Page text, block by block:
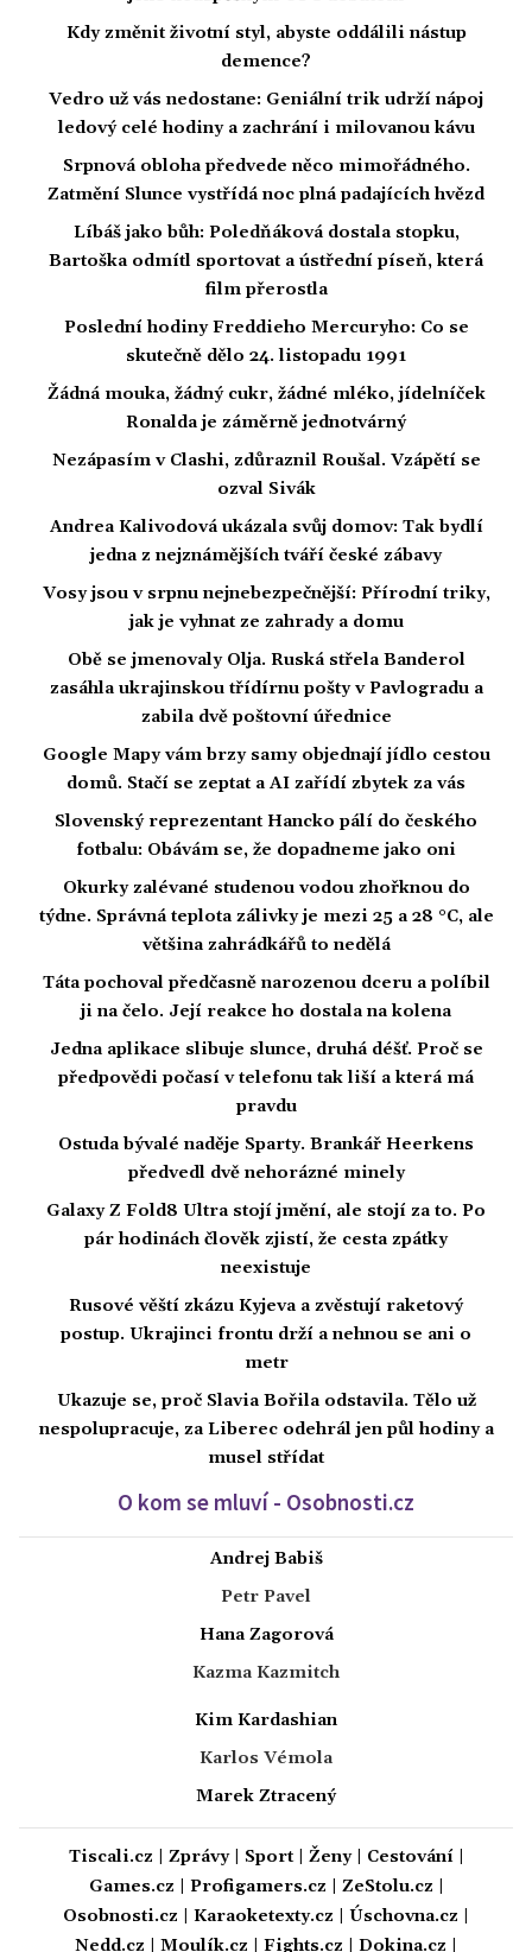
Kdy změnit životní styl, abyste oddálili nástup
demence?
Vedro už vás nedostane: Geniální trik udrží nápoj
ledový celé hodiny a zachrání i milovanou kávu
Srpnová obloha předvede něco mimořádného.
Zatmění Slunce vystřídá noc plná padajících hvězd
Líbáš jako bůh: Poledňáková dostala stopku,
Bartoška odmítl sportovat a ústřední píseň, která
film přerostla
Poslední hodiny Freddieho Mercuryho: Co se
skutečně dělo 24. listopadu 1991
Žádná mouka, žádný cukr, žádné mléko, jídelníček
Ronalda je záměrně jednotvárný
Nezápasím v Clashi, zdůraznil Roušal. Vzápětí se
ozval Sivák
Andrea Kalivodová ukázala svůj domov: Tak bydlí
jedna z nejznámějších tváří české zábavy
Vosy jsou v srpnu nejnebezpečnější: Přírodní triky,
jak je vyhnat ze zahrady a domu
Obě se jmenovaly Olja. Ruská střela Banderol
zasáhla ukrajinskou třídírnu pošty v Pavlogradu a
zabila dvě poštovní úřednice
Google Mapy vám brzy samy objednají jídlo cestou
domů. Stačí se zeptat a AI zařídí zbytek za vás
Slovenský reprezentant Hancko pálí do českého
fotbalu: Obávám se, že dopadneme jako oni
Okurky zalévané studenou vodou zhořknou do
týdne. Správná teplota zálivky je mezi 25 a 28 °C, ale
většina zahrádkářů to nedělá
Táta pochoval předčasně narozenou dceru a políbil
ji na čelo. Její reakce ho dostala na kolena
Jedna aplikace slibuje slunce, druhá déšť. Proč se
předpovědi počasí v telefonu tak liší a která má
pravdu
Ostuda bývalé naděje Sparty. Brankář Heerkens
předvedl dvě nehorázné minely
Galaxy Z Fold8 Ultra stojí jmění, ale stojí za to. Po
pár hodinách člověk zjistí, že cesta zpátky
neexistuje
Rusové věští zkázu Kyjeva a zvěstují raketový
postup. Ukrajinci frontu drží a nehnou se ani o
metr
Ukazuje se, proč Slavia Bořila odstavila. Tělo už
nespolupracuje, za Liberec odehrál jen půl hodiny a
musel střídat
O kom se mluví - Osobnosti.cz
Andrej Babiš
Petr Pavel
Hana Zagorová
Kazma Kazmitch
Kim Kardashian
Karlos Vémola
Marek Ztracený
Tiscali.cz Zprávy| Sport| Ženy| Cestování|
Games.cz
Profigamers.cz ZeStolu.cz
Osobnosti.cz
Karaoketexty.cz Úschovna.cz
Nedd.cz
Moulík.cz Fights.cz Dokina.cz